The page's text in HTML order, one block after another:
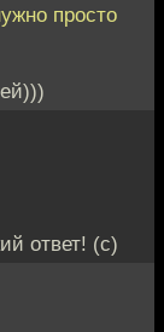
просто
ответ! (c)